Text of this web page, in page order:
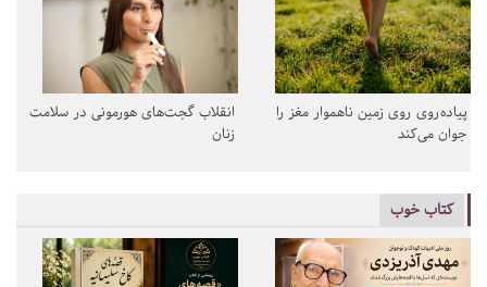
پیاده‌روی روی زمین ناهموار مغز را
جوان می‌کند
انقلاب گجت‌های هورمونی در سلامت
زنان
کتاب خوب